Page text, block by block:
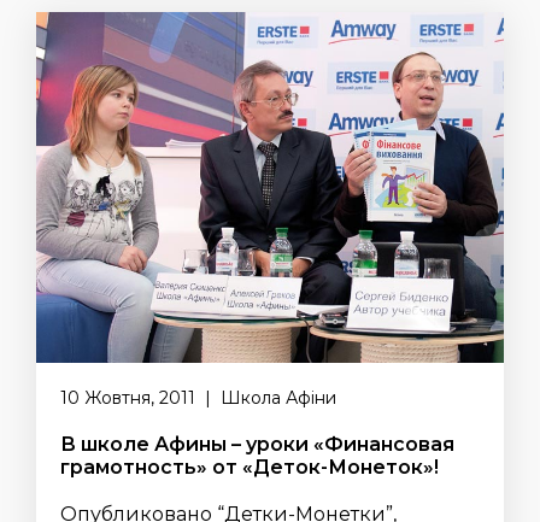
10 Жовтня, 2011 | Школа Афіни
В школе Афины – уроки «Финансовая
грамотность» от «Деток-Монеток»!
Опубликовано “Детки-Монетки”,